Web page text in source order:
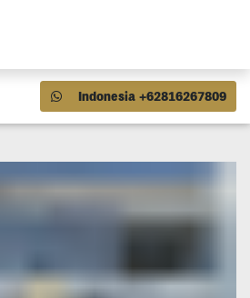
Indonesia +62816267809